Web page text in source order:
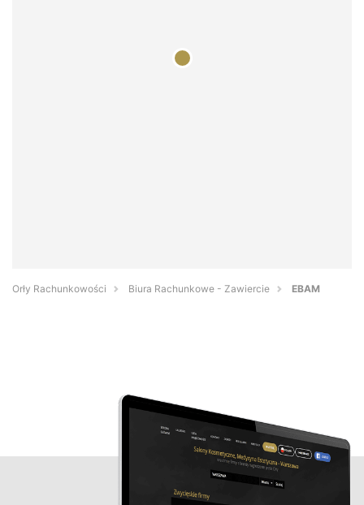
Orły Rachunkowości Biura Rachunkowe - Zawiercie EBAM